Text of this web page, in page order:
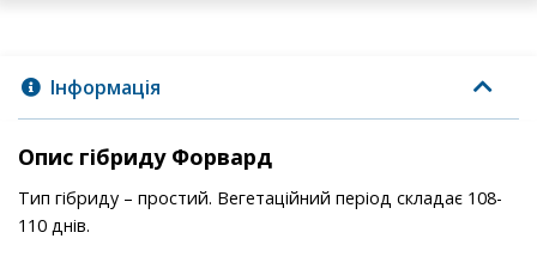
Інформація
Опис гібриду Форвард
Тип гібриду – простий. Вегетаційний період складає 108-
110 днів.